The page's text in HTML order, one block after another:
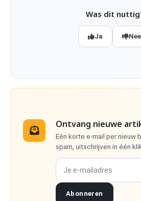
Was dit
Ja Nee
Ontvang nieuwe
Eén korte e-mail per nieuw
spam, uitschrijven in één
Je e-mailadres
Abonneren